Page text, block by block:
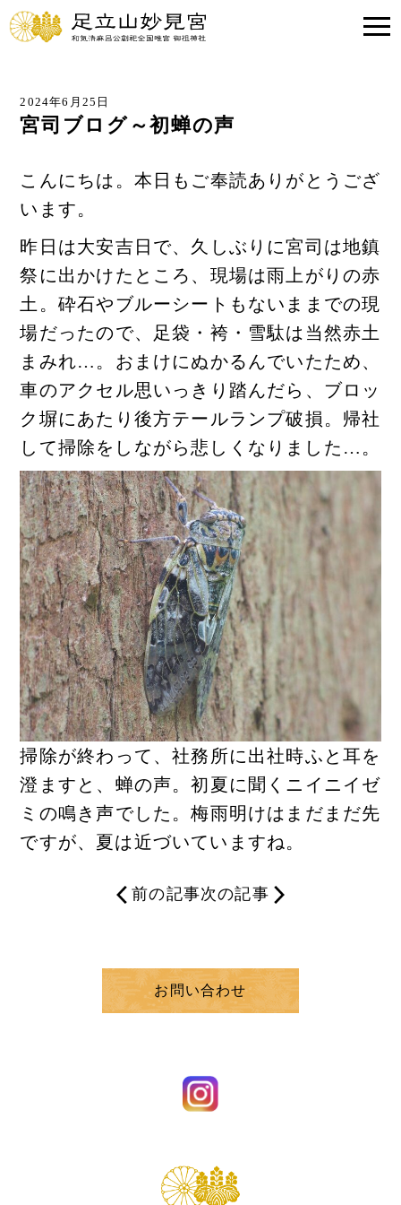
2024年6月25日
宮司ブログ～初蝉の声
こんにちは。本日もご奉読ありがとうござ
います。
昨日は大安吉日で、久しぶりに宮司は地鎮
祭に出かけたところ、現場は雨上がりの赤
土。砕石やブルーシートもないままでの現
場だったので、足袋・袴・雪駄は当然赤土
まみれ…。おまけにぬかるんでいたため、
車のアクセル思いっきり踏んだら、ブロッ
ク塀にあたり後方テールランプ破損。帰社
して掃除をしながら悲しくなりました…。
掃除が終わって、社務所に出社時ふと耳を
澄ますと、蝉の声。初夏に聞くニイニイゼ
ミの鳴き声でした。梅雨明けはまだまだ先
ですが、夏は近づいていますね。
前の記事次の記事
お問い合わせ